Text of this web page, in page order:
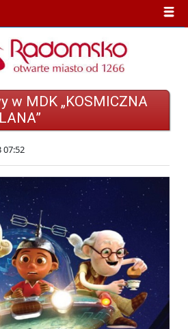
w MDK „KOSMICZNA